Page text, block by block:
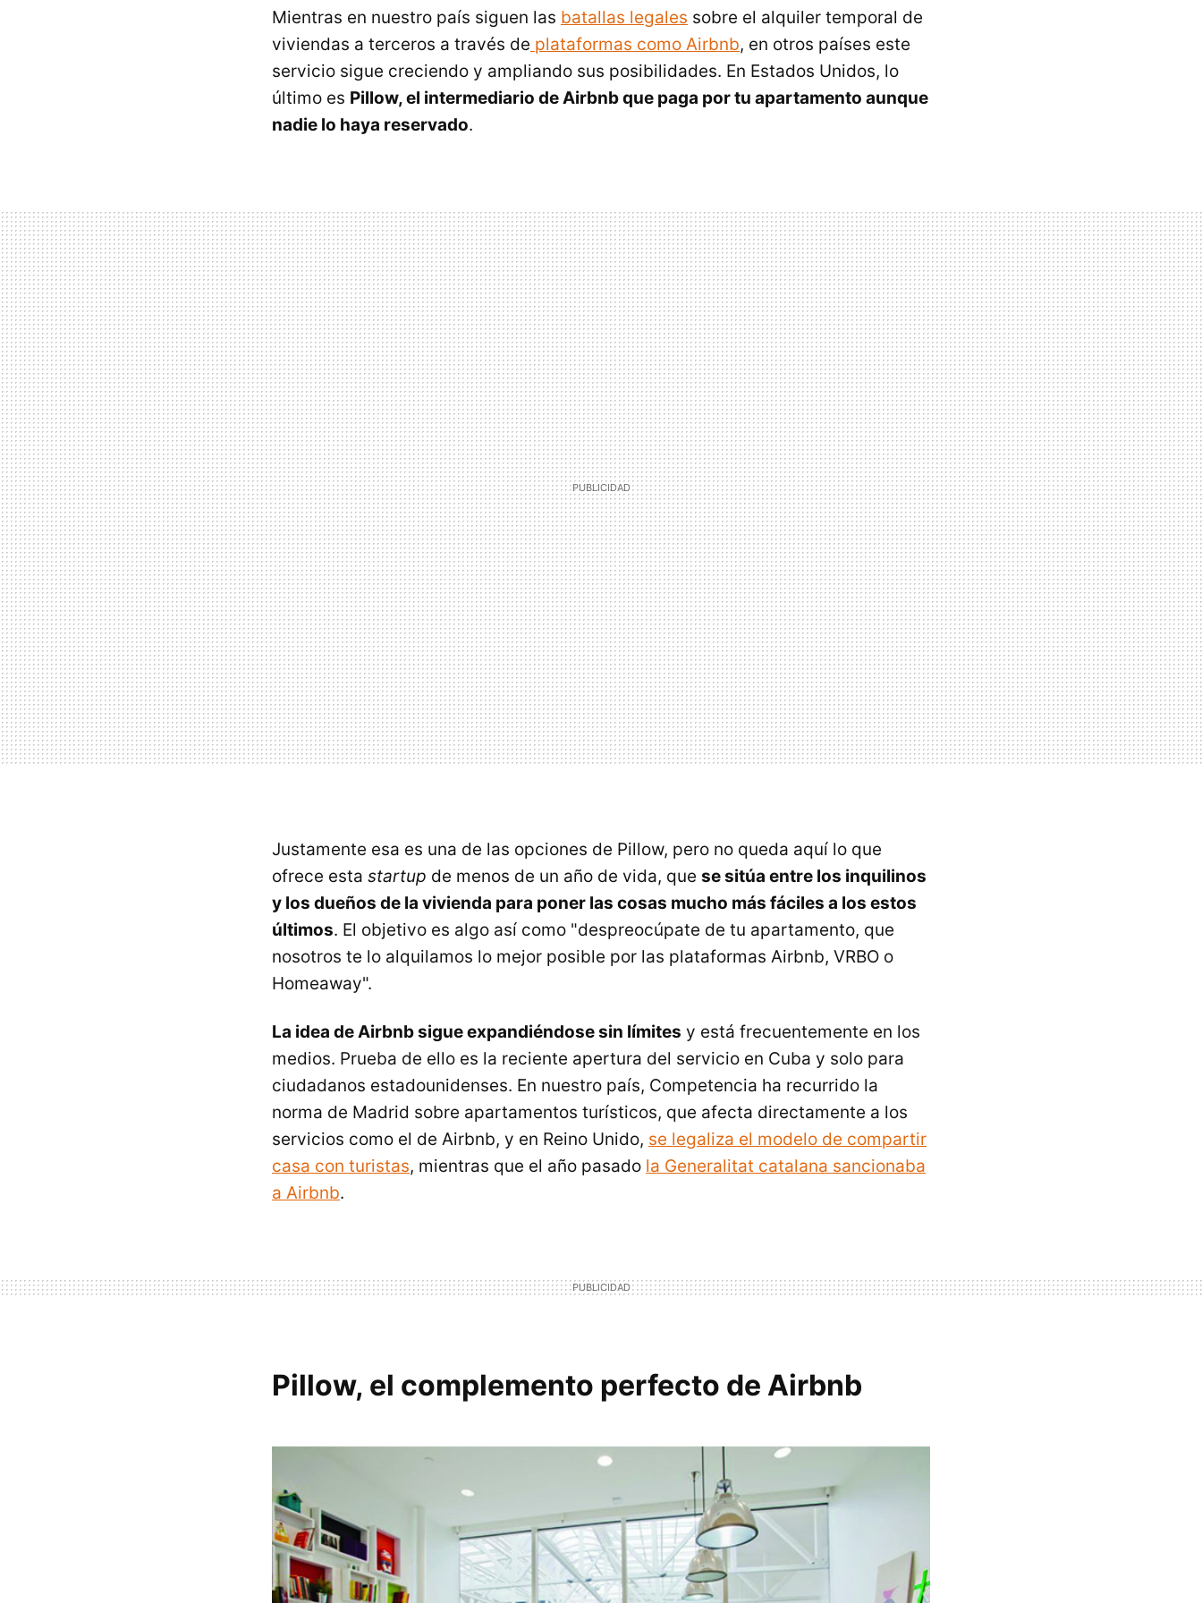
Mientras en nuestro país siguen las batallas legales sobre el alquiler temporal de
viviendas a terceros a través de plataformas como Airbnb, en otros países este
servicio sigue creciendo y ampliando sus posibilidades. En Estados Unidos, lo
último es Pillow, el intermediario de Airbnb que paga por tu apartamento aunque
nadie lo haya reservado.
Justamente esa es una de las opciones de Pillow, pero no queda aquí lo que
ofrece esta startup de menos de un año de vida, que se sitúa entre los inquilinos
y los dueños de la vivienda para poner las cosas mucho más fáciles a los estos
últimos. El objetivo es algo así como "despreocúpate de tu apartamento, que
nosotros te lo alquilamos lo mejor posible por las plataformas Airbnb, VRBO o
Homeaway".
La idea de Airbnb sigue expandiéndose sin límites y está frecuentemente en los
medios. Prueba de ello es la reciente apertura del servicio en Cuba y solo para
ciudadanos estadounidenses. En nuestro país, Competencia ha recurrido la
norma de Madrid sobre apartamentos turísticos, que afecta directamente a los
servicios como el de Airbnb, y en Reino Unido, se legaliza el modelo de compartir
casa con turistas, mientras que el año pasado la Generalitat catalana sancionaba
a Airbnb.
Pillow, el complemento perfecto de Airbnb